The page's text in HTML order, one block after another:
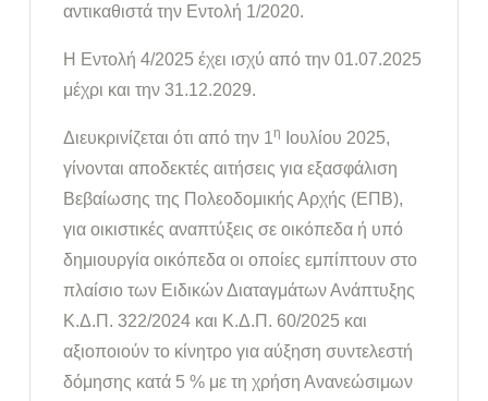
αντικαθιστά την Εντολή 1/2020.
Η Εντολή 4/2025 έχει ισχύ από την 01.07.2025
μέχρι και την 31.12.2029.
Διευκρινίζεται ότι από την 1η
Ιουλίου 2025,
γίνονται αποδεκτές αιτήσεις για εξασφάλιση
Βεβαίωσης της Πολεοδομικής Αρχής (ΕΠΒ),
για οικιστικές αναπτύξεις σε οικόπεδα ή υπό
δημιουργία οικόπεδα οι οποίες εμπίπτουν στο
πλαίσιο των Ειδικών Διαταγμάτων Ανάπτυξης
Κ.Δ.Π. 322/2024 και Κ.Δ.Π. 60/2025 και
αξιοποιούν το κίνητρο για αύξηση συντελεστή
δόμησης κατά 5 % με τη χρήση Ανανεώσιμων